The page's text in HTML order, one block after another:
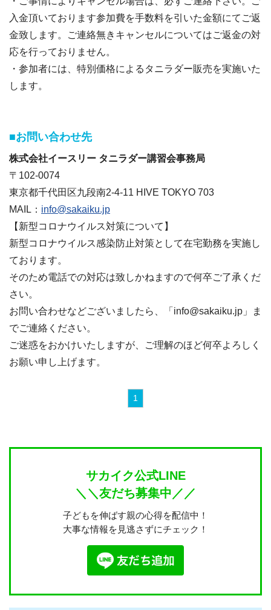
入金頂いております参加費を手数料を引いた金額にてご返
金致します。ご連絡無きキャンセルについてはご返金の対
応を行っておりません。
・参加者には、特別価格によるタニラダー販売を実施いた
します。
■お問い合わせ先
株式会社イースリー タニラダー講習会事務局
〒102-0074
東京都千代田区九段南2-4-11 HIVE TOKYO 703
MAIL： info@sakaiku.jp
【新型コロナウイルス対策について】
新型コロナウイルス感染防止対策として在宅勤務を実施し
ております。
そのため電話での対応は致しかねますので何卒ご了承くだ
さい。
お問い合わせなどございましたら、「info@sakaiku.jp」ま
でご連絡ください。
ご迷惑をおかけいたしますが、ご理解のほど何卒よろしく
お願い申し上げます。
1
サカイク公式LINE
＼＼友だち募集中／／
子どもを伸ばす親の心得を配信中！
大事な情報を見逃さずにチェック！